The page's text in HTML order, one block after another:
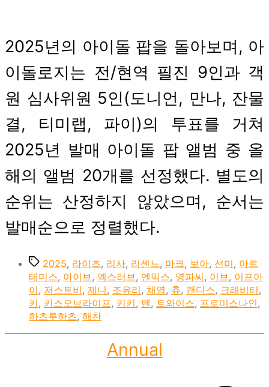
2025년의 아이돌 팝을 돌아보며, 아
이돌로지는 전/현역 필진 9인과 객
원 심사위원 5인(도니언, 만나, 잔물
결, 티미랩, 파이)의 투표를 거쳐
2025년 발매 아이돌 팝 앨범 중 올
해의 앨범 20개를 선정했다. 별도의
순위는 산정하지 않았으며, 순서는
발매순으로 정렬했다.
Tags2025, 라이즈, 리사, 리센느 , 마크 , 보아, 선미 , 아르
테미스, 아이브 , 엑스러브 , 엔믹스, 영파씨 , 이브 , 이프아
이 , 저스트비 , 제니 , 조유리 , 채영 , 츄, 캔디스, 크래비티 ,
키 , 키스오브라이프 , 키키 , 텐 , 트와이스, 프로미스나인 ,
하츠투하츠, 해찬
Categories
Annual